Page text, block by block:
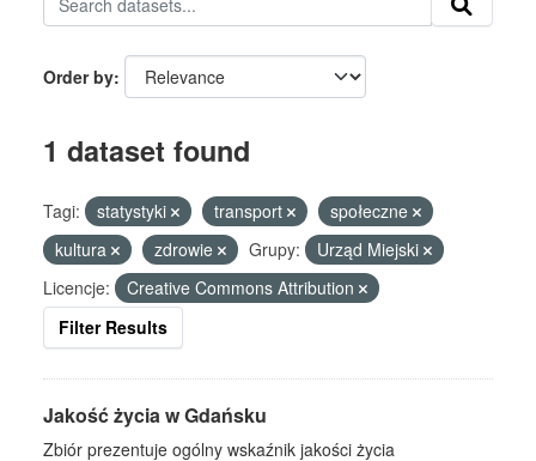
Order by
1 dataset found
Tagi: statystyki transport
społeczne
kultura
zdrowie Grupy:
Urząd Miejski
Licencje:
Creative Commons Attribution
Filter Results
Jakość życia w Gdańsku
Zbiór prezentuje ogólny wskaźnik jakości życia